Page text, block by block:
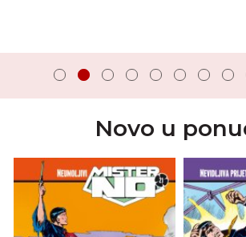
Novo u